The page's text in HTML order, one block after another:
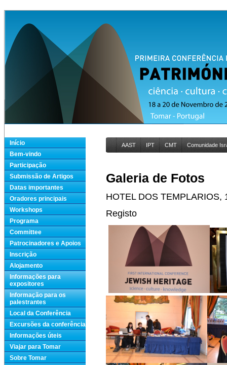
Início
Bem-vindo
Participação
Submissão de Artigos
Datas importantes
Oradores principais
Workshops
Programa
Committee
Patrocinadores e Apoios
Inscrição
Alojamento
Informações para
expositores
Informação para os
palestrantes
Local da Conferência
Excursões da conferência
Informações úteis
Viajar para Tomar
Sobre Tomar
AAST IPT CMT Comunidade
Galeria de Fotos
HOTEL DOS TEMPLARIOS,
Registo